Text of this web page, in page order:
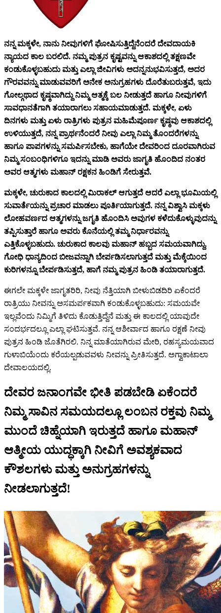
ನನ್ನ ಮಕ್ಕಳೇ, ನಾನು ನೀವುಗಳಿಗೆ ಘೋಷಿಸುತ್ತಿದ್ದೆನೆಂದರೆ ದೇವದಾಯಕಿ
ನ್ಯಾಯದ ಕಾಲ ಬರಲಿದೆ. ನಮ್ಮ ಪುತ್ರನ ಕೃಷ್ಟವನ್ನು ಆಕಾಶದಲ್ಲಿ ತಕ್ಷಣವೇ
ಕಂಡುಕೊಳ್ಳಬಹುದು ಮತ್ತು ಎಲ್ಲಾ ಜೀವಿಗಳು ಅದನ್ನನುಭವಿಸುತ್ತದೆ, ಅದರ
ಗೌರವವನ್ನು ಮಾಡುವವರಿಗೆ ಅನೇಕ ಅನುಗ್ರಹಗಳು ದೊರೆತುಬರುತ್ತವೆ, ಇದು
ಗೋಲ್ಗಥಾದ ಕೃಷ್ಠವಾಗಿದ್ದು ನಿಮ್ಮ ಆತ್ಮಕ್ಕೆ ಬಲ ನೀಡುತ್ತದೆ ಹಾಗೂ ನೀವುಗಳಿಗೆ
ಸಾವಧಾನತೆಗಾಗಿ ತಯಾರಾಗಲು ಸಹಾಯಮಾಡುತ್ತದೆ. ಮಕ್ಕಳೇ, ಏಳು
ದಿನಗಳು ಮತ್ತು ಏಳು ರಾತ್ರಿಗಳು ಪುತ್ರನ ಮಹಿಮೆಪೂರ್ಣ ಕೃಷ್ಠವು ಆಕಾಶದಲ್ಲಿ
ಉಳಿಯುತ್ತದೆ, ನನ್ನ ಪ್ರಾರ್ಥನೆಂದರೆ ನೀವು ಎಲ್ಲಾ ನಿಮ್ಮ ತೊಂದರೆಗಳನ್ನು
ಹಾಗೂ ಪಾಪಗಳನ್ನು ಸಮರ್ಪಿಸಬೇಕು, ಹಾಗೆಯೇ ದೇವರಿಂದ ದೂರವಾಗಿರುವ
ನಿಮ್ಮ ಸಂಬಂಧಿಗಳಿಗೂ ಇದನ್ನು ಮಾಡಿ ಅವರು ಜಾಗೃತಿ ಹೊಂದಿದ ನಂತರ
ಅವರ ಆತ್ಮಗಳು ಮಹಾನ್ ರಕ್ಷಕನ ಹಿಂಡಿಗೆ ಸೇರುತ್ತವೆ.
ಮಕ್ಕಳೇ, ಚುರುಕಾದ ಕಾಲದಲ್ಲಿ ಮಿರಾಕಲ್ ಆಗುತ್ತದೆ ಆದರೆ ಎಲ್ಲಾ ಭೂಮಿಯಲ್ಲಿ
ಸುವಾರ್ತೆಯನ್ನು ಪ್ರಚಾರ ಮಾಡಲು ಪೂರ್ತಿಯಾಗುತ್ತದೆ. ನನ್ನ ವಿಶ್ವಾಸಿ ಮಕ್ಕಳು
ಲೋಹವರ್ಣದ ಆತ್ಮಗಳನ್ನು ಜಗೃತಿ ಹೊಂದಿಸಿ ಅವುಗಳ ಕಳೆದುಕೊಳ್ಳುವುದನ್ನು
ತಪ್ಪಿಸುತ್ತಾರೆ ಹಾಗೂ ಅವರು ಕೊನೆಯಲ್ಲಿ ತಮ್ಮ ನಿರ್ಧಾರವನ್ನು
ಎತ್ತಿಕೊಳ್ಳಬಹುದು. ಚುರುಕಾದ ಕಾಲವು ಮಹಾನ್ ಹಬ್ಬದ ಸಮಯವಾಗಿದ್ದು,
ಗೋಧಿ ಧಾನ್ಯದಿಂದ ಬೀಜವನ್ನಾಗಿ ಬೇರ್ಪಡಿಸಲಾಗುತ್ತದೆ ಮತ್ತು ಮೆಕ್ಕೆಯಿಂದ
ಕುರಿಗಳನ್ನೂ ಬೇರ್ಪಡಿಸುತ್ತದೆ, ಹಾಗೆ ನಮ್ಮ ಪುತ್ರನ ಹಿಂಡಿ ತಯಾರಾಗುತ್ತದೆ.
ಈಗಲೇ ಮಕ್ಕಳೇ ಜಾಗೃತರಿರಿ, ನೀವು ನೆತ್ತಿಯಾಗಿ ಬೀಳುಬಿಡದಿರಿ ಏಕೆಂದರೆ
ರಾತ್ರಿಯು ನೀವನ್ನು ಅಸಮರ್ಪಕವಾಗಿ ಕಂಡುಕೊಳ್ಳಬಹುದು: ಸಮಯವೇ
ಇಲ್ಲವೆಂದು ನಿಮ್ಮಿಗೆ ತಿಳಿದು ಕೊಡುತ್ತಿದ್ದೆನೆ ಮತ್ತು ಈ ಕಾಲದಲ್ಲಿ ಯಾವುದೇ
ಸಂದರ್ಭದಲ್ಲೂ ಎಲ್ಲಾ ಘಟಿಸುತ್ತವೆ. ನನ್ನ ಆಶೀರ್ವಾದ ಹಾಗೂ ರಕ್ಷಣೆ ನೀವು
ಪುತ್ರನ ಹಿಂಡಿ ಜೊತೆಗಿರಲಿ. ನಿನ್ನ ಮಾತೆಯಾಗಿರುವ ಮೇರಿ, ರಹಸ್ಯಮಯವಾದ
ಗುಳಾಬಿಯೆಂದು ಕರೆಯಲ್ಪಡುವವಳು ನೀವನ್ನು ಪ್ರೀತಿಸುತ್ತದೆ. ಅಗ್ವಾಕಾಟಾಲಾ
ದೇವಾಲಯದಲ್ಲಿ.
ದೇವರ ಜನಾಂಗವೇ ಭೀತಿ ಪಡಬೇಡಿ ಏಕೆಂದರೆ
ನಿಮ್ಮ ಸಾವಿನ ಸಮಯದಲ್ಲೂ ಲಂಬನ ರಕ್ತವು ನಿಮ್ಮ
ಮುಂದೆ ಚಿಹ್ನೆಯಾಗಿ ಇರುತ್ತದೆ ಹಾಗೂ ಮಹಾನ್
ಆತ್ಮೀಯ ಯುದ್ಧಕ್ಕಾಗಿ ನೀವಿಗೆ ಅವಶ್ಯಕವಾದ
ಕೌಶಲಗಳು ಮತ್ತು ಅನುಗ್ರಹಗಳನ್ನು
ನೀಡಲಾಗುತ್ತದೆ!